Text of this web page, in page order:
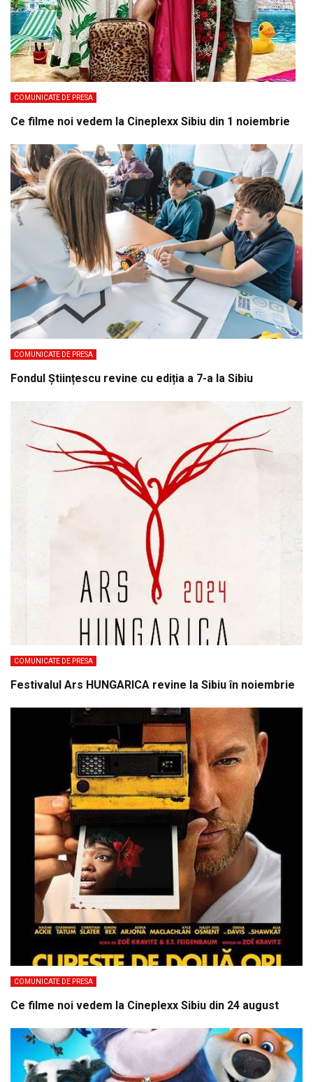
COMUNICATE DE PRESA
Ce filme noi vedem la Cineplexx Sibiu din 1 noiembrie
COMUNICATE DE PRESA
Fondul Științescu revine cu ediția a 7-a la Sibiu
COMUNICATE DE PRESA
Festivalul Ars HUNGARICA revine la Sibiu în noiembrie
COMUNICATE DE PRESA
Ce filme noi vedem la Cineplexx Sibiu din 24 august